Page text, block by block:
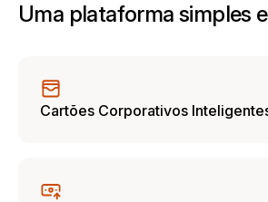
Uma plataforma simples
Cartões Corporativos